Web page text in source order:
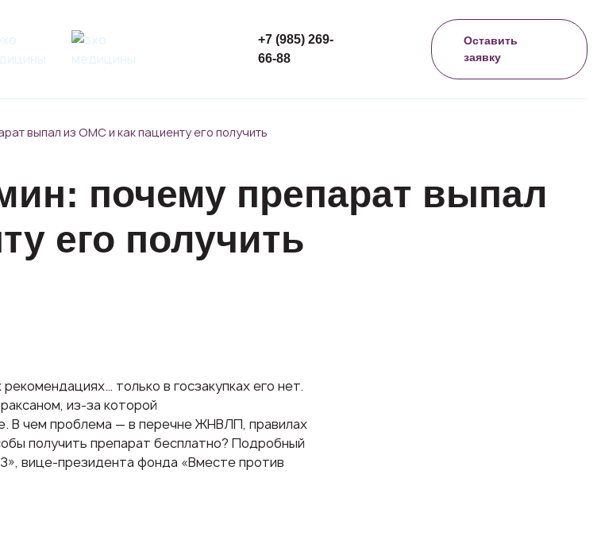
+7 (985) 269-
66-88
Оставить
заявку
выпал из ОМС и как пациенту его получить
почему препарат выпал
его получить
только в госзакупках его нет.
из-за которой
В чем проблема — в перечне ЖНВЛП, правилах
получить препарат бесплатно? Подробный
вице-президента фонда «Вместе против